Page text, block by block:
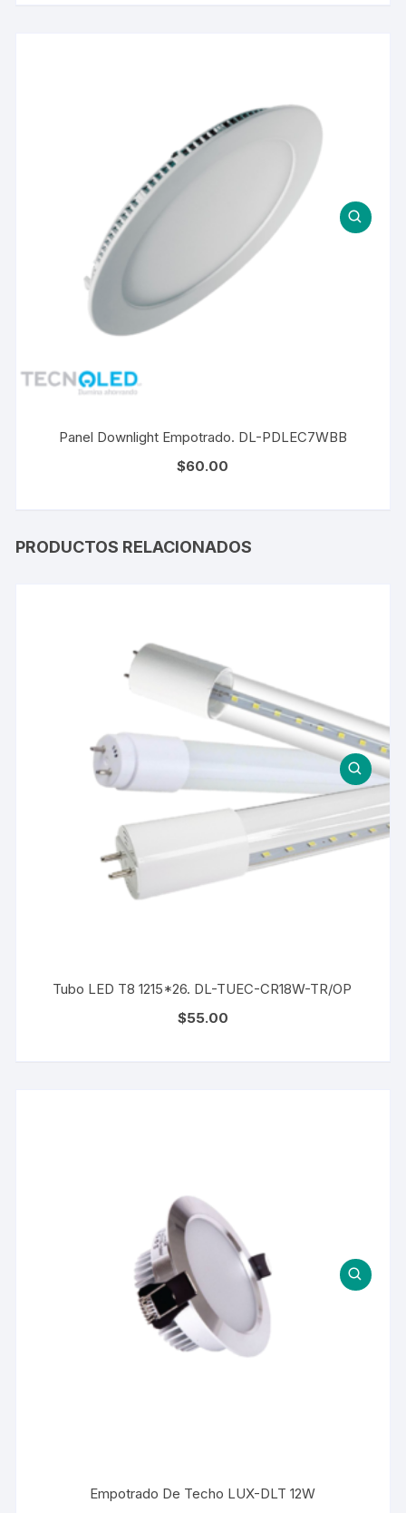
Panel Downlight Empotrado. DL-PDLEC7WBB
$60.00
PRODUCTOS RELACIONADOS
Tubo LED T8 1215*26. DL-TUEC-CR18W-TR/OP
$55.00
Empotrado De Techo LUX-DLT 12W